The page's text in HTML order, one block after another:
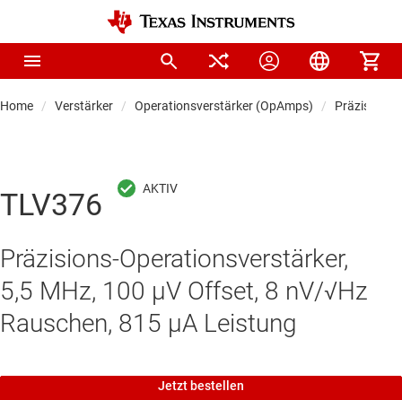
Home Verstärker Operationsverstärker (OpAmps)
TLV376
Präzisions-Operationsverstärker,
5,5 MHz, 100 µV Offset, 8 nV/√Hz
Rauschen, 815 µA Leistung
Jetzt bestellen